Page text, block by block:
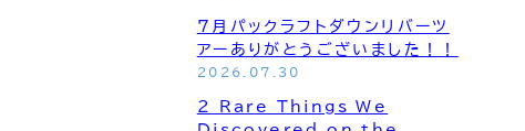
7月パックラフトダウンリバーツ
アーありがとうございました！！
2026.07.30
2 Rare Things We